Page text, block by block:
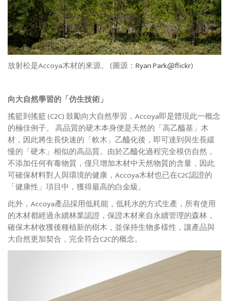
放射松是Accoya木材的來源。 (圖源： Ryan Park@flickr)
向大自然學習的「仿生技術」
搖籃到搖籃 (C2C) 鼓勵向大自然學習，Accoya即是體現此一概念
的極佳例子。 高品質的硬木本身便是天然的「高乙醯基」木
材，因此將生長快速的「軟木」乙醯化後，即可達到與生長緩
慢的「硬木」相似的高品質。由於乙醯化過程完全模仿自然，
不添加任何有毒物質，僅只增加木材中天然物質的含量，因此
可確保材料對人與環境的健康，Accoya木材也已在C2C認證的
「健康性」項目中，獲得最高的白金級。
此外，Accoya產品採用低耗能，低耗水的方式生產，所有使用
的木材都經過永續林業認證，保證木材來自永續管理的森林，
確保木材收獲後種植新的樹木，並保持生物多樣性，讓產品與
大自然更加契合，完全符合C2C的概念。